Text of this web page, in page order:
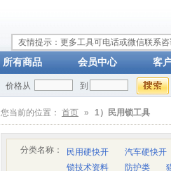
友情提示：更多工具可电话或微信联系
所有商品 会员中心 客
价格从 到
您当前的位置： 首页 » 1）民用锁工具
分类名称： 民用硬快开
汽车硬快开
锁技术资料
防护类